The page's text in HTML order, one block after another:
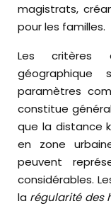
magistrats,
pour les familles.
Les critères
géographique
paramètres
constitue
que la distance
en zone
peuvent
considérables.
la régularité des